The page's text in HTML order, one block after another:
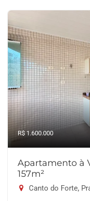
R$ 1.600.000
Apartamento à
157m²
Canto do Forte,